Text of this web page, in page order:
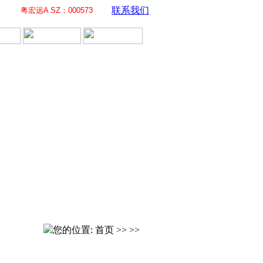
粤宏远A SZ：000573 联系我们
您的位置: 首页 >> >>